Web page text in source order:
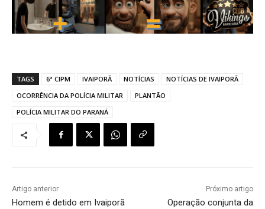
TAGS 6ª CIPM IVAIPORÃ NOTÍCIAS
NOTÍCIAS DE IVAIPORÃ
OCORRÊNCIA DA POLÍCIA MILITAR
PLANTÃO
POLÍCIA MILITAR DO PARANÁ
Artigo anterior
Homem é detido em Ivaiporã
Próximo artigo
Operação conjunta da